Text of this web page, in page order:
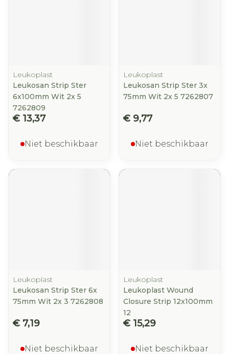
Leukoplast
Leukosan Strip Ster
6x100mm Wit 2x 5
7262809
€ 13,37
Niet beschikbaar
Leukoplast
Leukosan Strip Ster 3x
75mm Wit 2x 5 7262807
€ 9,77
Niet beschikbaar
Leukoplast
Leukosan Strip Ster 6x
75mm Wit 2x 3 7262808
€ 7,19
Niet beschikbaar
Leukoplast
Leukoplast Wound
Closure Strip 12x100mm
12
€ 15,29
Niet beschikbaar